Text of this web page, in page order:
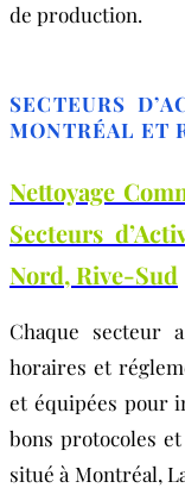
de production.
SECTEURS
MONTRÉAL ET
Nettoyage
Secteurs
Nord, Rive-Sud
Chaque secteur
horaires et
et équipées pour
bons protocoles
situé à Montréal,